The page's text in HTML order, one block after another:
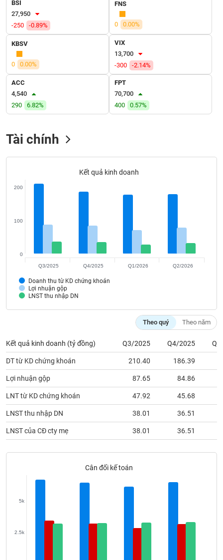
BSI
27,950
-250
-0.89%
FNS
0 0.00%
KBSV
0 0.00%
VIX
13,700
-300
-2.14%
ACC
4,540
290
6.82%
FPT
70,700
400
0.57%
Tài chính
Kết quả kinh doanh
Lợi nhuận gộp
LNST thu nhập DN
Doanh thu từ KD chứng khoán
0
100
200
Q3/2025 Q4/2025 Q1/2026 Q2/2026
Theo quý Theo năm
Kết quả kinh doanh (tỷ đồng) Q3/2025 Q4/2025
DT từ KD chứng khoán 210.40 186.39
Lợi nhuận gộp 87.65 84.86
LNT từ KD chứng khoán 47.92 45.68
LNST thu nhập DN 38.01 36.51
LNST của CĐ cty mẹ 38.01 36.51
Cân đối kế toán
2.5k
5k
SÓC
SỨC
KHỎE
TÀI
CHÍNH
CÔNG
NGHỆ
THÔNG
TIỆN
ÍCH
BẤT
ĐỘNG
SẢN
Mã
chứng
khoán
(-)
Lãnh